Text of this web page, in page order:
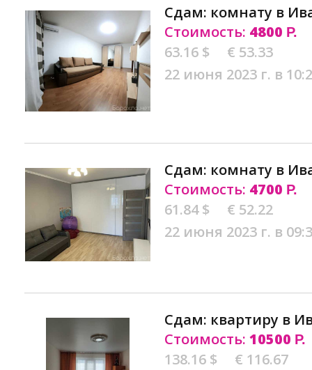
Сдам: комнату в
Стоимость: 4800 Р.
63.16 $
€ 53.33
22 июня 2023 г. в
Сдам: комнату в
Стоимость: 4700 Р.
61.84 $
€ 52.22
22 июня 2023 г. в
Сдам: квартиру в
Стоимость: 10500 Р.
138.16 $
€ 116.67